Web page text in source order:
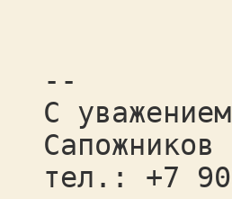
--
С
Сапожников
тел.: +7